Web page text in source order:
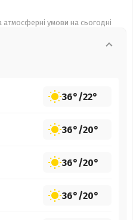
умови на сьогодні
36°/22°
36°/20°
36°/20°
36°/20°